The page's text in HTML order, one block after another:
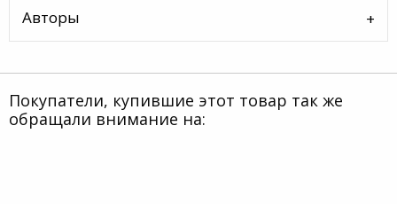
Авторы
Покупатели, купившие этот товар так же
обращали внимание на: